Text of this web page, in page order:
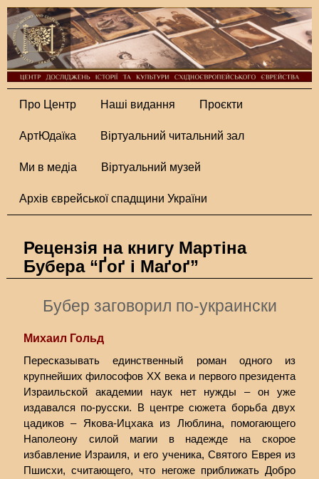
Про Центр Наші видання Проєкти
АртЮдаїка Віртуальний читальний зал
Ми в медіа Віртуальний музей
Архів єврейської спадщини України
Рецензія на книгу Мартіна
Бубера “Ґоґ і Маґоґ”
Бубер заговорил по-украински
Михаил Гольд
Пересказывать единственный роман одного из
крупнейших философов XX века и первого президента
Израильской академии наук нет нужды – он уже
издавался по-русски. В центре сюжета борьба двух
цадиков – Якова-Ицхака из Люблина, помогающего
Наполеону силой магии в надежде на скорое
избавление Израиля, и его ученика, Святого Еврея из
Пшисхи, считающего, что негоже приближать Добро